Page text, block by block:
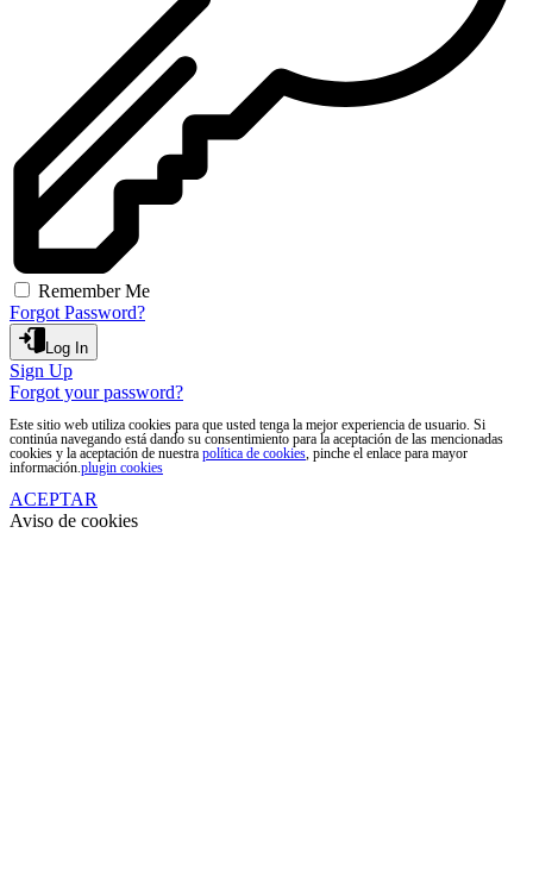
Remember Me
Forgot Password?
Log In
Sign Up
Forgot your password?
Este sitio web utiliza cookies para que usted tenga la mejor experiencia de usuario. Si
continúa navegando está dando su consentimiento para la aceptación de las mencionadas
cookies y la aceptación de nuestra política de cookies, pinche el enlace para mayor
información.plugin cookies
ACEPTAR
Aviso de cookies